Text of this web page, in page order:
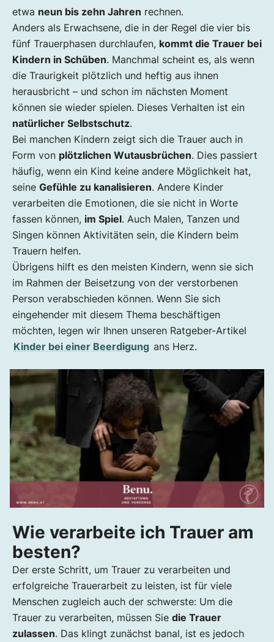
etwa neun bis zehn Jahren rechnen.
Anders als Erwachsene, die in der Regel die vier bis
fünf Trauerphasen durchlaufen, kommt die Trauer bei
Kindern in Schüben. Manchmal scheint es, als wenn
die Traurigkeit plötzlich und heftig aus ihnen
herausbricht – und schon im nächsten Moment
können sie wieder spielen. Dieses Verhalten ist ein
natürlicher Selbstschutz.
Bei manchen Kindern zeigt sich die Trauer auch in
Form von plötzlichen Wutausbrüchen. Dies passiert
häufig, wenn ein Kind keine andere Möglichkeit hat,
seine Gefühle zu kanalisieren. Andere Kinder
verarbeiten die Emotionen, die sie nicht in Worte
fassen können, im Spiel. Auch Malen, Tanzen und
Singen können Aktivitäten sein, die Kindern beim
Trauern helfen.
Übrigens hilft es den meisten Kindern, wenn sie sich
im Rahmen der Beisetzung von der verstorbenen
Person verabschieden können. Wenn Sie sich
eingehender mit diesem Thema beschäftigen
möchten, legen wir Ihnen unseren Ratgeber-Artikel
Kinder bei einer Beerdigung ans Herz.
Wie verarbeite ich Trauer am
besten?
Der erste Schritt, um Trauer zu verarbeiten und
erfolgreiche Trauerarbeit zu leisten, ist für viele
Menschen zugleich auch der schwerste: Um die
Trauer zu verarbeiten, müssen Sie die Trauer
zulassen. Das klingt zunächst banal, ist es jedoch